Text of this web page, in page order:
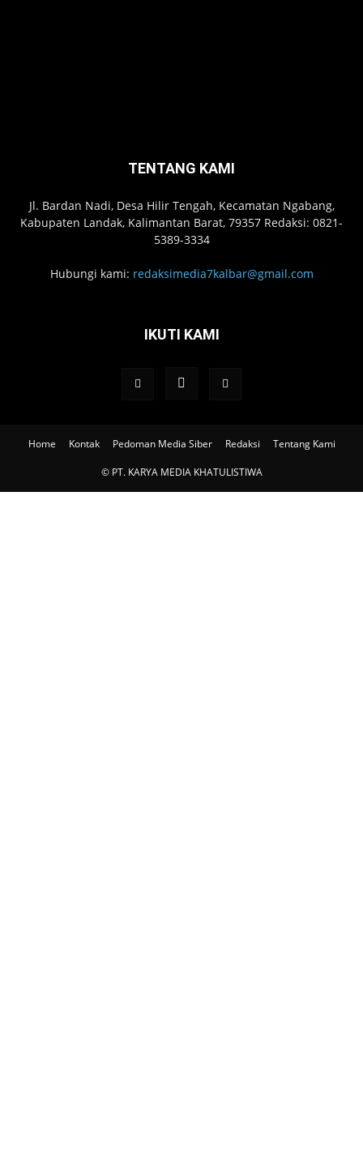
TENTANG KAMI
Jl. Bardan Nadi, Desa Hilir Tengah, Kecamatan Ngabang,
Kabupaten Landak, Kalimantan Barat, 79357 Redaksi: 0821-
5389-3334
Hubungi kami: redaksimedia7kalbar@gmail.com
IKUTI KAMI
Home Kontak Pedoman Media Siber Redaksi Tentang Kami
© PT. KARYA MEDIA KHATULISTIWA